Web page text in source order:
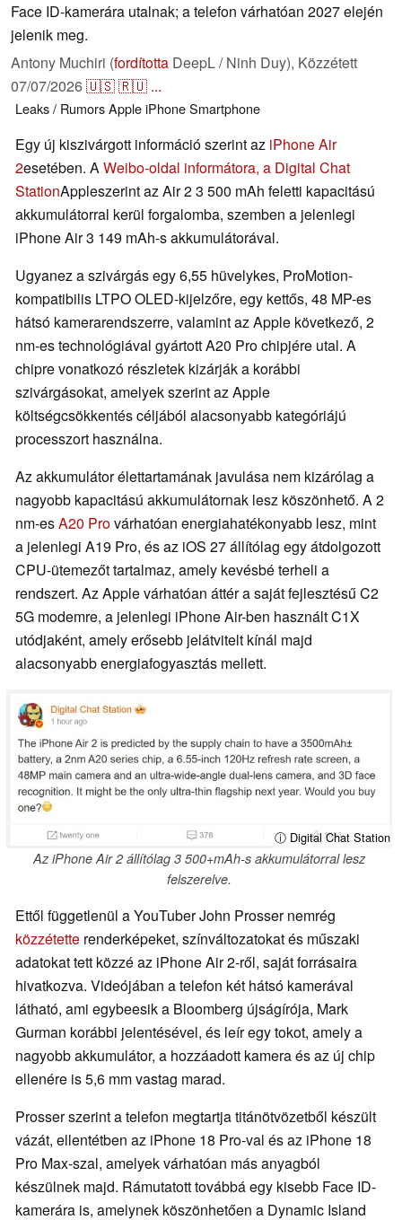
Face ID-kamerára utalnak; a telefon várhatóan 2027 elején
jelenik meg.
Antony Muchiri (fordította DeepL / Ninh Duy), Közzétett
07/07/2026🇺🇸🇷🇺 ...
Leaks / RumorsAppleiPhoneSmartphone
Egy új kiszivárgott információ szerint az iPhone Air
2esetében. AWeibo-oldal informátora, a Digital Chat
StationAppleszerint az Air 2 3 500 mAh feletti kapacitású
akkumulátorral kerül forgalomba, szemben a jelenlegi
iPhone Air 3 149 mAh-s akkumulátorával.
Ugyanez a szivárgás egy 6,55 hüvelykes, ProMotion-
kompatibilis LTPO OLED-kijelzőre, egy kettős, 48 MP-es
hátsó kamerarendszerre, valamint az Apple következő, 2
nm-es technológiával gyártott A20 Pro chipjére utal. A
chipre vonatkozó részletek kizárják a korábbi
szivárgásokat, amelyek szerint az Apple
költségcsökkentés céljából alacsonyabb kategóriájú
processzort használna.
Az akkumulátor élettartamának javulása nem kizárólag a
nagyobb kapacitású akkumulátornak lesz köszönhető. A 2
nm-esA20 Provárhatóan energiahatékonyabb lesz, mint
a jelenlegi A19 Pro, és az iOS 27 állítólag egy átdolgozott
CPU-ütemezőt tartalmaz, amely kevésbé terheli a
rendszert. Az Apple várhatóan áttér a saját fejlesztésű C2
5G modemre, a jelenlegi iPhone Air-ben használt C1X
utódjaként, amely erősebb jelátvitelt kínál majd
alacsonyabb energiafogyasztás mellett.
ⓘ Digital Chat Station
Az iPhone Air 2 állítólag 3 500+mAh-s akkumulátorral lesz
felszerelve.
Ettől függetlenül a YouTuber John Prosser nemrég
közzétette renderképeket, színváltozatokat és műszaki
adatokat tett közzé az iPhone Air 2-ről, saját forrásaira
hivatkozva. Videójában a telefon két hátsó kamerával
látható, ami egybeesik a Bloomberg újságírója, Mark
Gurman korábbi jelentésével, és leír egy tokot, amely a
nagyobb akkumulátor, a hozzáadott kamera és az új chip
ellenére is 5,6 mm vastag marad.
Prosser szerint a telefon megtartja titánötvözetből készült
vázát, ellentétben az iPhone 18 Pro-val és az iPhone 18
Pro Max-szal, amelyek várhatóan más anyagból
készülnek majd. Rámutatott továbbá egy kisebb Face ID-
kamerára is, amelynek köszönhetően a Dynamic Island